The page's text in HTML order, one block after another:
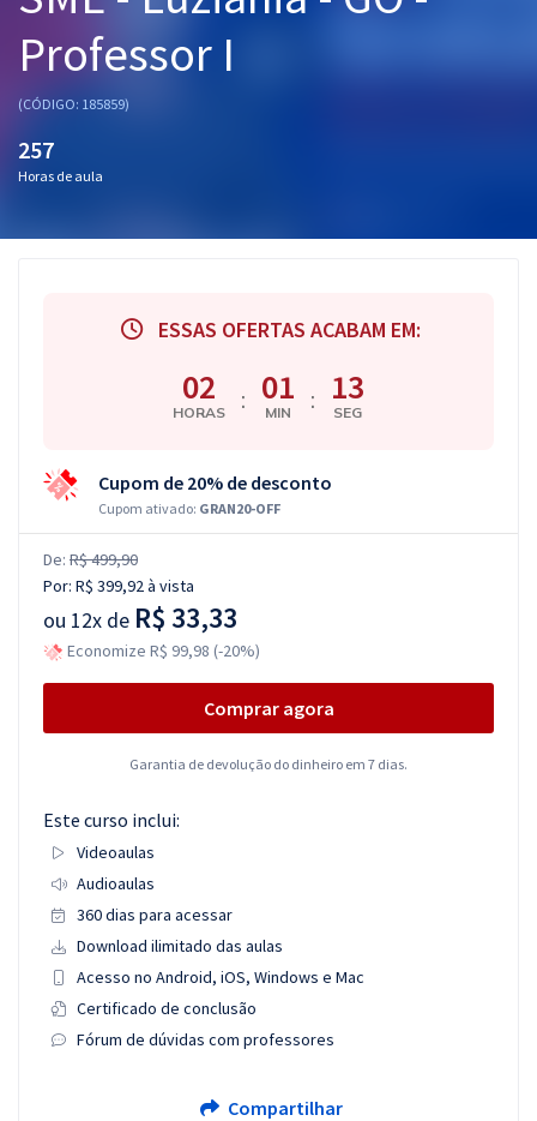
Graduação
Mentorias
Professor I
(CÓDIGO: 185859)
257
Horas de aula
ESSAS OFERTAS ACABAM EM:
02
HORAS : 01
MIN : 13
SEG
Cupom de 20% de desconto
Cupom ativado: GRAN20-OFF
De: R$ 499,90
Por: R$ 399,92à vista
ou 12x de R$ 33,33
Economize R$ 99,98 (-20%)
Comprar agora
Garantia de devolução do dinheiro em 7 dias.
Este curso inclui:
Videoaulas
Audioaulas
360 dias para acessar
Download ilimitado das aulas
Acesso no Android, iOS, Windows e Mac
Certificado de conclusão
Fórum de dúvidas com professores
Compartilhar